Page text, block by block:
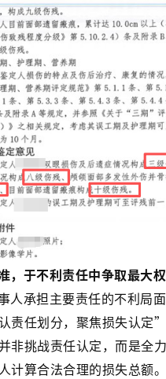
，于不利责任中争取最大
人承担主要责任的不利局
责任划分，聚焦损失认定”
非挑战责任认定，而是全
计算合法合理的损失总额。